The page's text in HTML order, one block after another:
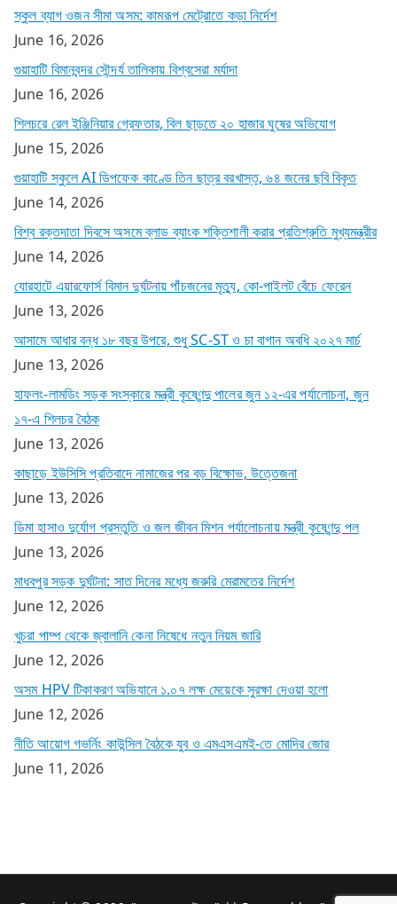
স্কুল ব্যাগ ওজন সীমা অসম: কামরূপ মেট্রোতে কড়া নির্দেশ
June 16, 2026
গুয়াহাটি বিমানবন্দর সৌন্দর্য তালিকায় বিশ্বসেরা মর্যাদা
June 16, 2026
শিলচরে রেল ইঞ্জিনিয়ার গ্রেফতার, বিল ছাড়তে ২০ হাজার ঘুষের অভিযোগ
June 15, 2026
গুয়াহাটি স্কুলে AI ডিপফেক কাণ্ডে তিন ছাত্র বরখাস্ত, ৬৪ জনের ছবি বিকৃত
June 14, 2026
বিশ্ব রক্তদাতা দিবসে অসমে ব্লাড ব্যাংক শক্তিশালী করার প্রতিশ্রুতি মুখ্যমন্ত্রীর
June 14, 2026
যোরহাটে এয়ারফোর্স বিমান দুর্ঘটনায় পাঁচজনের মৃত্যু, কো-পাইলট বেঁচে ফেরেন
June 13, 2026
আসামে আধার বন্ধ ১৮ বছর উপরে, শুধু SC-ST ও চা বাগান অবধি ২০২৭ মার্চ
June 13, 2026
হাফলং-লামডিং সড়ক সংস্কারে মন্ত্রী কৃষ্ণেন্দু পালের জুন ১২-এর পর্যালোচনা, জুন
১৭-এ শিলচর বৈঠক
June 13, 2026
কাছাড়ে ইউসিসি প্রতিবাদে নামাজের পর বড় বিক্ষোভ, উত্তেজনা
June 13, 2026
ডিমা হাসাও দুর্যোগ প্রস্তুতি ও জল জীবন মিশন পর্যালোচনায় মন্ত্রী কৃষ্ণেন্দু পল
June 13, 2026
মাধবপুর সড়ক দুর্ঘটনা: সাত দিনের মধ্যে জরুরি মেরামতের নির্দেশ
June 12, 2026
খুচরা পাম্প থেকে জ্বালানি কেনা নিষেধে নতুন নিয়ম জারি
June 12, 2026
অসম HPV টিকাকরণ অভিযানে ১.০৭ লক্ষ মেয়েকে সুরক্ষা দেওয়া হলো
June 12, 2026
নীতি আয়োগ গভর্নিং কাউন্সিল বৈঠকে যুব ও এমএসএমই-তে মোদির জোর
June 11, 2026